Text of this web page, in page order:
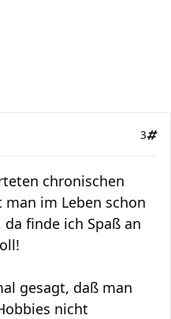
3
chronischen
im Leben schon
finde ich Spaß an
gesagt, daß man
nicht